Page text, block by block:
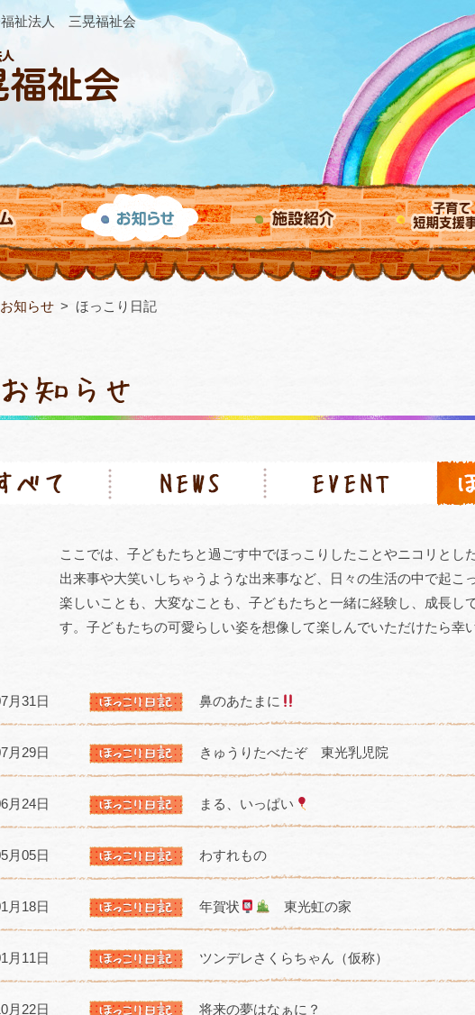
祉法人 三晃福祉会
お知らせ ほっこり日記
ここでは、子どもたちと過ごす中でほっこりしたことやニコリとし
出来事や大笑いしちゃうような出来事など、日々の生活の中で起こ
楽しいことも、大変なことも、子どもたちと一緒に経験し、成長し
す。子どもたちの可愛らしい姿を想像して楽しんでいただけたら幸い
月31日 鼻のあたまに
月29日 きゅうりたべたぞ 東光乳児院
月24日 まる、いっぱい
月05日 わすれもの
月18日 年賀状 東光虹の家
月11日 ツンデレさくらちゃん（仮称）
月22日 将来の夢はなぁに？